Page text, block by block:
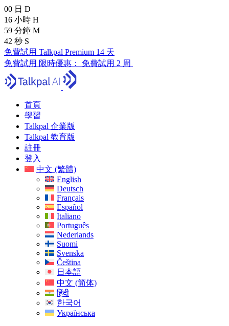
00 日 D
16 小時 H
59 分鐘 M
41 秒 S
免費試用 Talkpal Premium 14 天
免費試用 限時優惠： 免費試用 2 周
首頁
學習
Talkpal 企業版
Talkpal 教育版
註冊
登入
中文 (繁體)
English
Deutsch
Français
Español
Italiano
Português
Nederlands
Suomi
Svenska
Čeština
日本語
中文 (简体)
हिंदी
한국어
Українська